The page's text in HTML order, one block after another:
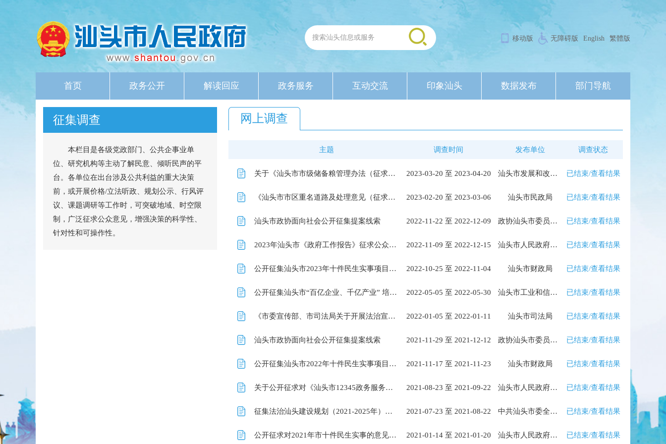
移动版 无障碍版 English 繁體版
首页 政务公开 解读回应 政务服务 互动交流 印象汕头 数据发布 部门导航
征集调查
本栏目是各级党政部门、公共企事业单
位、研究机构等主动了解民意、倾听民声的平
台。各单位在出台涉及公共利益的重大决策
前，或开展价格/立法听政、规划公示、行风评
议、课题调研等工作时，可突破地域、时空限
制，广泛征求公众意见，增强决策的科学性、
针对性和可操作性。
网上调查
主题 调查时间 发布单位 调查状态
关于《汕头市市级储备粮管理办法（征求意见稿）》征求意见 2023-03-20 至 2023-04-20 汕头市发展和改革局 已结束/查看结果
《汕头市市区重名道路及处理意见（征求意见稿）》征求意见 2023-02-20 至 2023-03-06 汕头市民政局 已结束/查看结果
汕头市政协面向社会公开征集提案线索 2022-11-22 至 2022-12-09 政协汕头市委员会办公室 已结束/查看结果
2023年汕头市《政府工作报告》征求公众意见建议 2022-11-09 至 2022-12-15 汕头市人民政府办公室 已结束/查看结果
公开征集汕头市2023年十件民生实事项目建议 2022-10-25 至 2022-11-04 汕头市财政局 已结束/查看结果
公开征集汕头市“百亿企业、千亿产业” 培育计划意见建议 2022-05-05 至 2022-05-30 汕头市工业和信息化局 已结束/查看结果
《市委宣传部、市司法局关于开展法治宣传教育的第八个五年规划(2021-2025年)》（征求意见稿）征求意见 2022-01-05 至 2022-01-11 汕头市司法局 已结束/查看结果
汕头市政协面向社会公开征集提案线索 2021-11-29 至 2021-12-12 政协汕头市委员会办公室 已结束/查看结果
公开征集汕头市2022年十件民生实事项目建议 2021-11-17 至 2021-11-23 汕头市财政局 已结束/查看结果
关于公开征求对《汕头市12345政务服务便民热线管理办法（草案）》的意见 2021-08-23 至 2021-09-22 汕头市人民政府办公室 已结束/查看结果
征集法治汕头建设规划（2021-2025年）意见建议 2021-07-23 至 2021-08-22 中共汕头市委全面依法治市委员会办公室 已结束/查看结果
公开征求对2021年市十件民生实事的意见建议 2021-01-14 至 2021-01-20 汕头市人民政府办公室 已结束/查看结果